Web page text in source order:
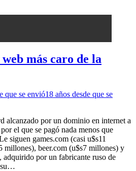
más caro de la
que se envió18 años desde que se
alcanzado por un dominio en internet a
el que se pagó nada menos que
siguen games.com (casi u$s11
millones), beer.com (u$s7 millones) y
por un fabricante ruso de
su…